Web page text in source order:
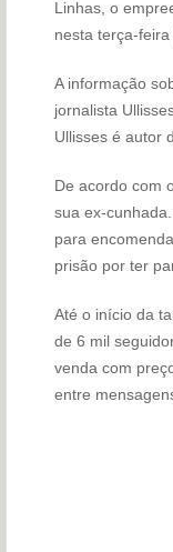
Linhas, o
nesta terça-
A informação
jornalista
Ullisses é autor
De acordo com
sua ex-
para
prisão por ter
Até o início da
de 6 mil
venda com
entre